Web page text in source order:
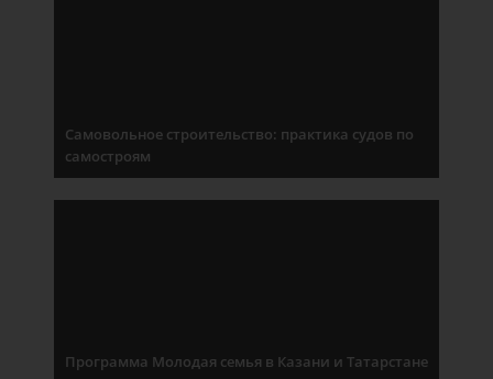
Самовольное строительство: практика судов по
самостроям
Программа Молодая семья в Казани и Татарстане